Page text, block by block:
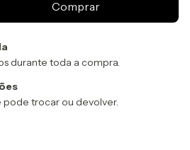
durante toda a compra.
pode trocar ou devolver.